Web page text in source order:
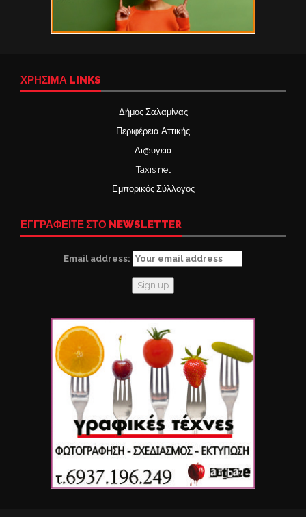
ΧΡΉΣΙΜΑ LINKS
Δήμος Σαλαμίνας
Περιφέρεια Αττικής
Δι@υγεια
Taxis net
Εμπορικός Σύλλογος
ΕΓΓΡΑΦΕΙΤΕ ΣΤΟ NEWSLETTER
Email address: